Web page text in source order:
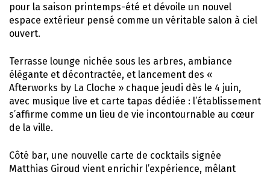
pour la saison printemps-été et dévoile un nouvel
espace extérieur pensé comme un véritable salon à ciel
ouvert.
Terrasse lounge nichée sous les arbres, ambiance
élégante et décontractée, et lancement des «
Afterworks by La Cloche » chaque jeudi dès le 4 juin,
avec musique live et carte tapas dédiée : l’établissement
s’affirme comme un lieu de vie incontournable au cœur
de la ville.
Côté bar, une nouvelle carte de cocktails signée
Matthias Giroud vient enrichir l’expérience, mêlant